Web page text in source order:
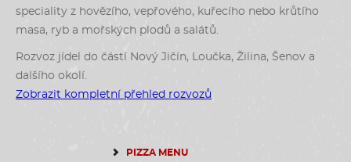
speciality z hovězího, vepřového, kuřecího nebo krůtího
masa, ryb a mořských plodů a salátů.
Rozvoz jídel do částí Nový Jičín, Loučka, Žilina, Šenov a
dalšího okolí.
Zobrazit kompletní přehled rozvozů
PIZZA MENU